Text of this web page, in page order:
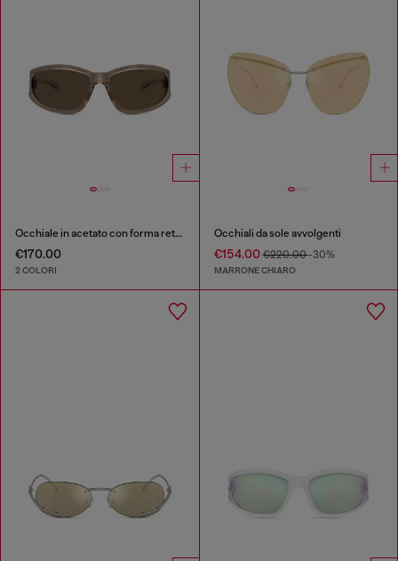
Occhiale in acetato con forma rettangolare
€170.00
2 COLORI
Occhiali da sole avvolgenti
€154.00€220.00-30%
MARRONE CHIARO